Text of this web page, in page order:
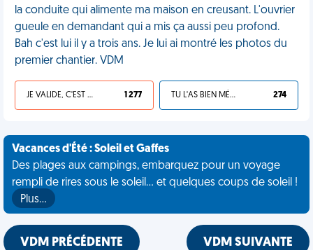
la conduite qui alimente ma maison en creusant. L'ouvrier
gueule en demandant qui a mis ça aussi peu profond.
Bah c'est lui il y a trois ans. Je lui ai montré les photos du
premier chantier. VDM
JE VALIDE, C'EST UNE VDM 1 277 TU L'AS BIEN MÉRITÉ 274
Vacances d'Été : Soleil et Gaffes
Des plages aux campings, embarquez pour un voyage
rempli de rires sous le soleil... et quelques coups de soleil !
Plus…
VDM PRÉCÉDENTE VDM SUIVANTE